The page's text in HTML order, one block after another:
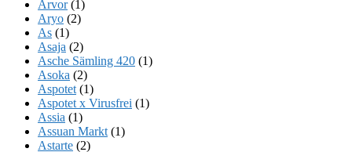
Arvor(1)
Aryo (2)
As (1)
Asaja (2)
Asche Sämling 420 (1)
Asoka (2)
Aspotet (1)
Aspotet x Virusfrei (1)
Assia (1)
Assuan Markt (1)
Astarte (2)